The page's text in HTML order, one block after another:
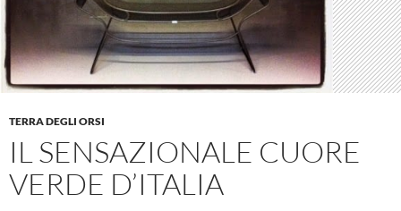
TERRA DEGLI ORSI
IL SENSAZIONALE CUORE
VERDE D’ITALIA